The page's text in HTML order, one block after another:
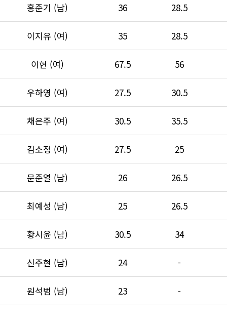
홍준기 (남) 36 28.5
이지유 (여) 35 28.5
이현 (여) 67.5 56
우하영 (여) 27.5 30.5
채은주 (여) 30.5 35.5
김소정 (여) 27.5 25
문준열 (남) 26 26.5
최예성 (남) 25 26.5
황시윤 (남) 30.5 34
신주현 (남) 24 -
원석범 (남) 23 -